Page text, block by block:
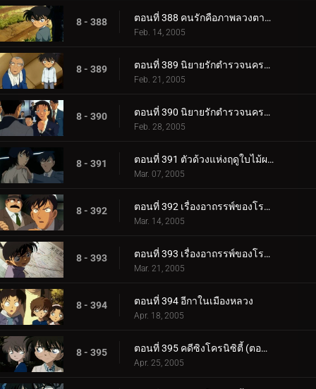
8 - 388 ตอนที่ 388 คนรักคือภาพลวงตาของฤดูใบไม้ผลิ
Feb. 14, 2005
8 - 389 ตอนที่ 389 นิยายรักตำรวจนครบาล ภาค 5 (ตอนแรก)
Feb. 21, 2005
8 - 390 ตอนที่ 390 นิยายรักตำรวจนครบาล ภาค 5 (ตอนจบ)
Feb. 28, 2005
8 - 391 ตอนที่ 391 ตัวด้วงแห่งฤดูใบไม้ผลิอันน่าฉงน
Mar. 07, 2005
8 - 392 ตอนที่ 392 เรื่องอาถรรพ์ของโรงเรียนเทตัน (ตอนแรก)
Mar. 14, 2005
8 - 393 ตอนที่ 393 เรื่องอาถรรพ์ของโรงเรียนเทตัน (ตอนจบ)
Mar. 21, 2005
8 - 394 ตอนที่ 394 อีกาในเมืองหลวง
Apr. 18, 2005
8 - 395 ตอนที่ 395 คดีซิงโครนิซิตี้ (ตอนแรก)
Apr. 25, 2005